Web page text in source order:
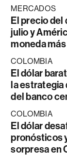
MERCADOS
El precio del
julio y
moneda
COLOMBIA
El dólar
la estrategia
del banco
COLOMBIA
El dólar
pronósticos
sorpresa en